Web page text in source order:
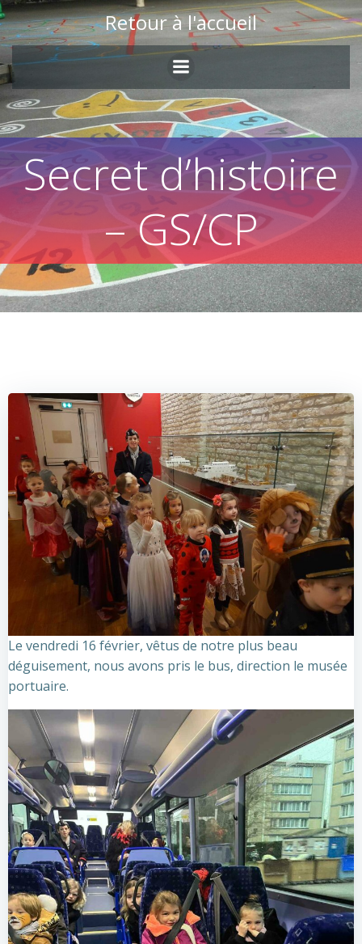
Skip
to
content
Retour à l'accueil
Secret d’histoire
– GS/CP
Le vendredi 16 février, vêtus de notre plus beau
déguisement, nous avons pris le bus, direction le musée
portuaire.